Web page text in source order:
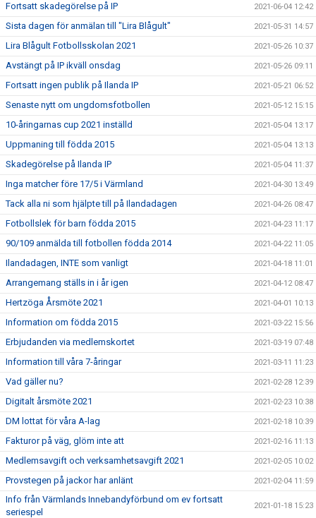
Fortsatt skadegörelse på IP 2021-06-04 12:42
Sista dagen för anmälan till "Lira Blågult" 2021-05-31 14:57
Lira Blågult Fotbollsskolan 2021 2021-05-26 10:37
Avstängt på IP ikväll onsdag 2021-05-26 09:11
Fortsatt ingen publik på Ilanda IP 2021-05-21 06:52
Senaste nytt om ungdomsfotbollen 2021-05-12 15:15
10-åringarnas cup 2021 inställd 2021-05-04 13:17
Uppmaning till födda 2015 2021-05-04 13:13
Skadegörelse på Ilanda IP 2021-05-04 11:37
Inga matcher före 17/5 i Värmland 2021-04-30 13:49
Tack alla ni som hjälpte till på Ilandadagen 2021-04-26 08:47
Fotbollslek för barn födda 2015 2021-04-23 11:17
90/109 anmälda till fotbollen födda 2014 2021-04-22 11:05
Ilandadagen, INTE som vanligt 2021-04-18 11:01
Arrangemang ställs in i år igen 2021-04-12 08:47
Hertzöga Årsmöte 2021 2021-04-01 10:13
Information om födda 2015 2021-03-22 15:56
Erbjudanden via medlemskortet 2021-03-19 07:48
Information till våra 7-åringar 2021-03-11 11:23
Vad gäller nu? 2021-02-28 12:39
Digitalt årsmöte 2021 2021-02-23 10:38
DM lottat för våra A-lag 2021-02-18 10:39
Fakturor på väg, glöm inte att 2021-02-16 11:13
Medlemsavgift och verksamhetsavgift 2021 2021-02-05 10:02
Provstegen på jackor har anlänt 2021-02-04 11:59
Info från Värmlands Innebandyförbund om ev fortsatt
seriespel
2021-01-18 15:23